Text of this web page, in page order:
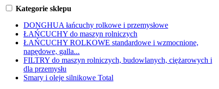
Kategorie sklepu
DONGHUA łańcuchy rolkowe i przemysłowe
ŁAŃCUCHY do maszyn rolniczych
ŁAŃCUCHY ROLKOWE standardowe i wzmocnione,
napędowe, galla...
FILTRY do maszyn rolniczych, budowlanych, ciężarowych i
dla przemysłu
Smary i oleje silnikowe Total